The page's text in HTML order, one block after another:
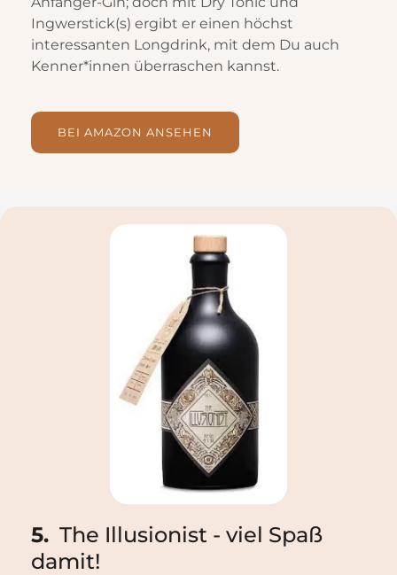
Ingwerstick(s) ergibt er einen höchst
interessanten Longdrink, mit dem Du auch
Kenner*innen überraschen kannst.
BEI AMAZON ANSEHEN
5. The Illusionist - viel Spaß
damit!